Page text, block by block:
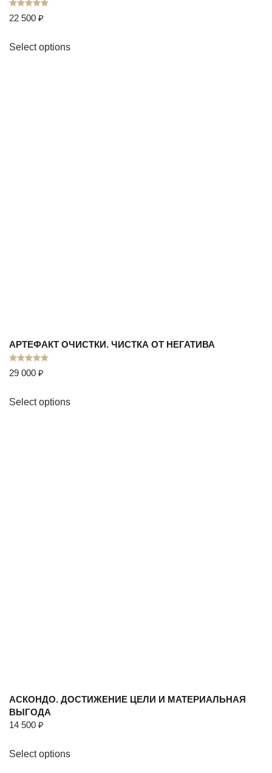
22 500 ₽
Select options
АРТЕФАКТ ОЧИСТКИ. ЧИСТКА ОТ НЕГАТИВА
29 000 ₽
Select options
АСКОНДО. ДОСТИЖЕНИЕ ЦЕЛИ И МАТЕРИАЛЬНАЯ
ВЫГОДА
14 500 ₽
Select options